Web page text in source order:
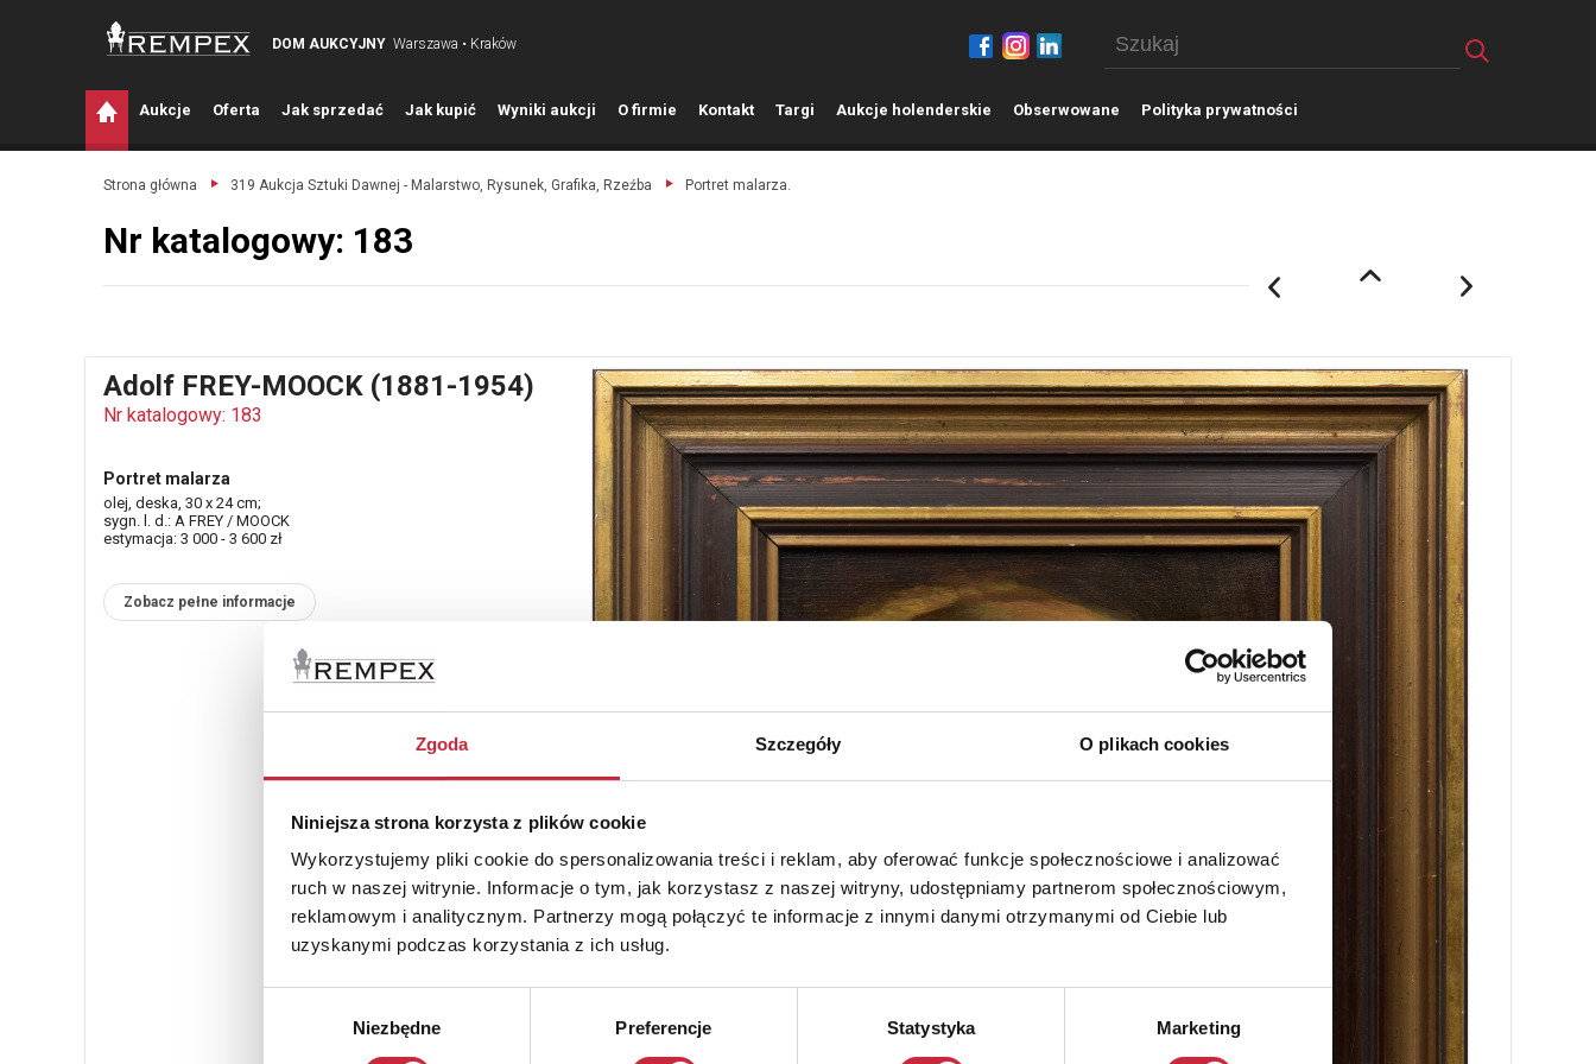
Zgoda Szczegóły O plikach cookies
Niniejsza strona korzysta z plików cookie
Wykorzystujemy pliki cookie do spersonalizowania treści i reklam, aby oferować funkcje społecznościowe i analizować
ruch w naszej witrynie. Informacje o tym, jak korzystasz z naszej witryny, udostępniamy partnerom społecznościowym,
reklamowym i analitycznym. Partnerzy mogą połączyć te informacje z innymi danymi otrzymanymi od Ciebie lub
uzyskanymi podczas korzystania z ich usług.
Niezbędne Preferencje Statystyka Marketing
DOM AUKCYJNY Warszawa • Kraków
Aukcje Oferta Jak sprzedać Jak kupić Wyniki aukcji O firmie Kontakt Targi Aukcje holenderskie Obserwowane Polityka prywatności
Strona główna 319 Aukcja Sztuki Dawnej - Malarstwo, Rysunek, Grafika, Rzeźba Portret malarza.
Nr katalogowy: 183
Adolf FREY-MOOCK (1881-1954)
Nr katalogowy: 183
Portret malarza
olej, deska, 30 x 24 cm;
sygn. l. d.: A FREY / MOOCK
estymacja: 3 000 - 3 600 zł
Zobacz pełne informacje